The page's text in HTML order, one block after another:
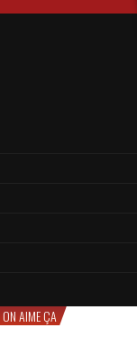
ON AIME ÇA